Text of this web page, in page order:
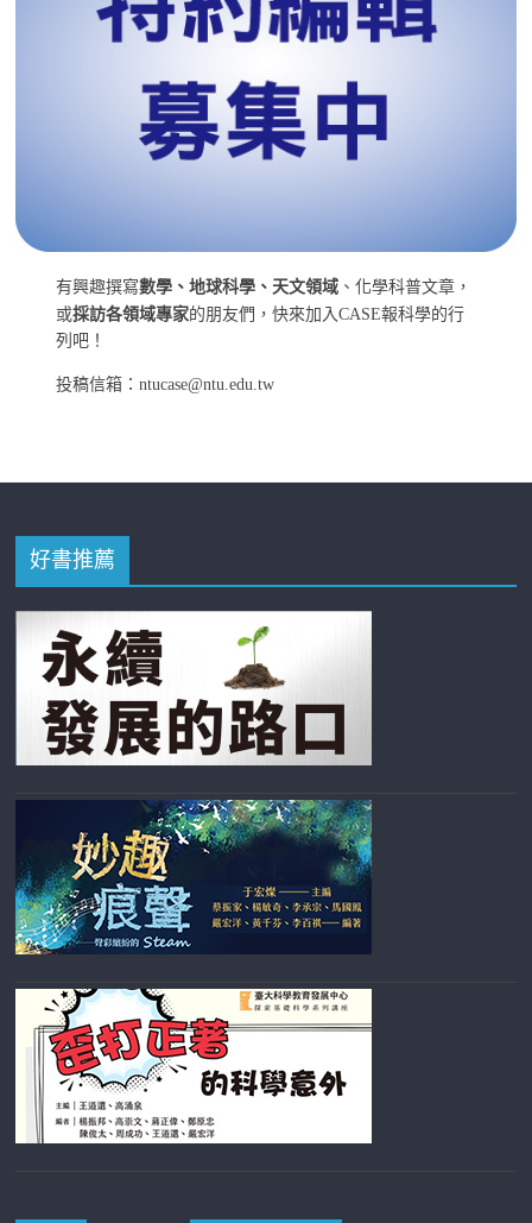
有興趣撰寫數學、地球科學、天文領域 、化學科普文章，
或採訪各領域專家的朋友們，快來加入CASE報科學的行
列吧！
投稿信箱：ntucase@ntu.edu.tw
好書推薦